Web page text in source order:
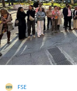
FSE